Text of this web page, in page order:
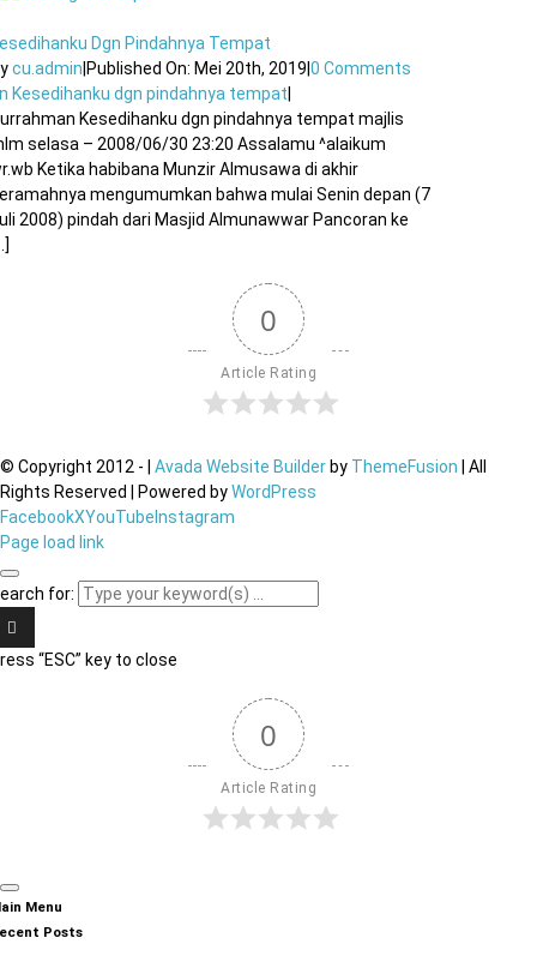
Dgn Pindahnya Tempat
cu.admin Published On: Mei 20th, 2019 |0 Comments
Kesedihanku dgn pindahnya tempat
Kesedihanku dgn pindahnya tempat majlis
selasa – 2008/06/30 23:20 Assalamu ^alaikum
Ketika habibana Munzir Almusawa di akhir
mengumumkan bahwa mulai Senin depan (7
2008) pindah dari Masjid Almunawwar Pancoran ke
0
Article Rating
© Copyright 2012 - Avada Website Builder by ThemeFusion | All
Rights Reserved | Powered byWordPress
FacebookXYouTube Instagram
Page load link
for:
“ESC” key to close
0
Article Rating
Menu
Posts